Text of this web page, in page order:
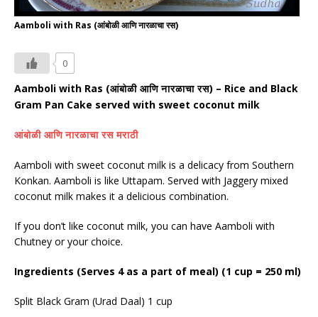
Aamboli with Ras (आंबोळी आणि नारळाचा रस)
0
Aamboli with Ras (आंबोळी आणि नारळाचा रस) – Rice and Black
Gram Pan Cake served with sweet coconut milk
आंबोळी आणि नारळाचा रस मराठी
Aamboli with sweet coconut milk is a delicacy from Southern
Konkan. Aamboli is like Uttapam. Served with Jaggery mixed
coconut milk makes it a delicious combination.
If you don’t like coconut milk, you can have Aamboli with
Chutney or your choice.
Ingredients (Serves 4 as a part of meal) (1 cup = 250 ml)
Split Black Gram (Urad Daal) 1 cup